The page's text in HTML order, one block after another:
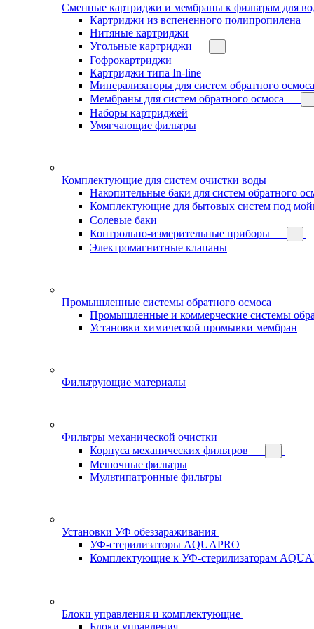
Сменные картриджи и мембраны к фильтрам для
Картриджи из вспененного полипропилена
Нитяные картриджи
Угольные картриджи
Гофрокартриджи
Картриджи типа In-line
Минерализаторы для систем обратного осмоса
Мембраны для систем обратного осмоса
Наборы картриджей
Умягчающие фильтры
Комплектующие для систем очистки воды
Накопительные баки для систем обратного
Комплектующие для бытовых систем под
Солевые баки
Контрольно-измерительные приборы
Электромагнитные клапаны
Промышленные системы обратного осмоса
Промышленные и коммерческие системы
Установки химической промывки мембран
Фильтрующие материалы
Фильтры механической очистки
Корпуса механических фильтров
Мешочные фильтры
Мультипатронные фильтры
Установки УФ обеззараживания
УФ-стерилизаторы AQUAPRO
Комплектующие к УФ-стерилизаторам
Блоки управления и комплектующие
Блоки управления